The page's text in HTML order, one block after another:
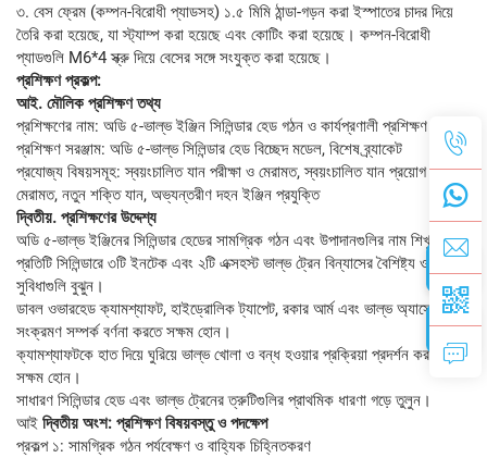
৩. বেস ফ্রেম (কম্পন-বিরোধী প্যাডসহ) ১.৫ মিমি ঠান্ডা-গড়ন করা ইস্পাতের চাদর দিয়ে
তৈরি করা হয়েছে, যা স্ট্যাম্প করা হয়েছে এবং কোটিং করা হয়েছে। কম্পন-বিরোধী
প্যাডগুলি M6*4 স্ক্রু দিয়ে বেসের সঙ্গে সংযুক্ত করা হয়েছে।
প্রশিক্ষণ প্রকল্প:
আই. মৌলিক প্রশিক্ষণ তথ্য
প্রশিক্ষণের নাম: অডি ৫-ভাল্ভ ইঞ্জিন সিলিন্ডার হেড গঠন ও কার্যপ্রণালী প্রশিক্ষণ
প্রশিক্ষণ সরঞ্জাম: অডি ৫-ভাল্ভ সিলিন্ডার হেড বিচ্ছেদ মডেল, বিশেষ ব্র্যাকেট
প্রযোজ্য বিষয়সমূহ: স্বয়ংচালিত যান পরীক্ষা ও মেরামত, স্বয়ংচালিত যান প্রয়োগ ও
মেরামত, নতুন শক্তি যান, অভ্যন্তরীণ দহন ইঞ্জিন প্রযুক্তি
দ্বিতীয়. প্রশিক্ষণের উদ্দেশ্য
অডি ৫-ভাল্ভ ইঞ্জিনের সিলিন্ডার হেডের সামগ্রিক গঠন এবং উপাদানগুলির নাম শিখুন।
প্রতিটি সিলিন্ডারে ৩টি ইনটেক এবং ২টি এক্সহস্ট ভাল্ভ ট্রেন বিন্যাসের বৈশিষ্ট্য ও
সুবিধাগুলি বুঝুন।
ডাবল ওভারহেড ক্যামশ্যাফট, হাইড্রোলিক ট্যাপেট, রকার আর্ম এবং ভাল্ভ অ্যাসেম্বলির
সংক্রমণ সম্পর্ক বর্ণনা করতে সক্ষম হোন।
ক্যামশ্যাফটকে হাত দিয়ে ঘুরিয়ে ভাল্ভ খোলা ও বন্ধ হওয়ার প্রক্রিয়া প্রদর্শন করতে
সক্ষম হোন।
সাধারণ সিলিন্ডার হেড এবং ভাল্ভ ট্রেনের ত্রুটিগুলির প্রাথমিক ধারণা গড়ে তুলুন।
আই দ্বিতীয় অংশ: প্রশিক্ষণ বিষয়বস্তু ও পদক্ষেপ
প্রকল্প ১: সামগ্রিক গঠন পর্যবেক্ষণ ও বাহ্যিক চিহ্নিতকরণ